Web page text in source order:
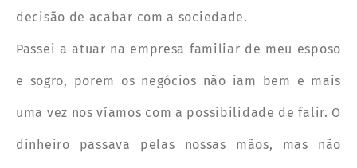
decisão de acabar com a sociedade.
Passei a atuar na empresa familiar de meu esposo
e sogro, porem os negócios não iam bem e mais
uma vez nos víamos com a possibilidade de falir. O
dinheiro passava pelas nossas mãos, mas não